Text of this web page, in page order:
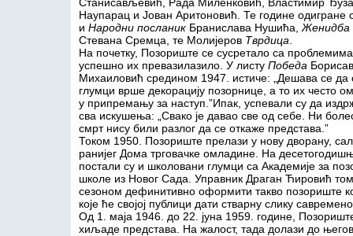
Наупарац и Јован Аритоновић. Те године одигране
и Народни посланик Бранислава Нушића, Женидба
Стевана Сремца, те Молијеров Тврдица
На почетку, Позориште се сусретало са
успешно их превазилазило. У листу Победа Борисав
Михаиловић средином 1947. истиче: „Дешава се да
глумци врше декорацију позорнице, а то их често
у припремању за наступ.”Ипак, успевали су да
сва искушења: „Свако је давао све од себе. Ни
смрт нису били разлог да се откаже представа.”
Током 1950. Позориште прелази у нову дворану,
ранијег Дома трговачке омладине. На
постали су и школовани глумци са Академије за
школе из Новог Сада. Управник Драган Ћировић
сезоном дефинитивно оформити такво позориште
које ће својој публици дати стварну слику
Од 1. маја 1946. до 22. јуна 1959. године,
хиљаде представа. На жалост, тада долази до